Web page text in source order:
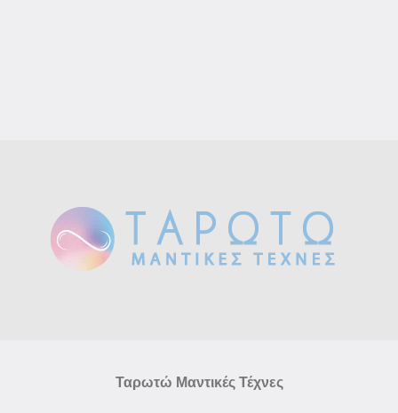
Ταρωτώ Μαντικές Τέχνες